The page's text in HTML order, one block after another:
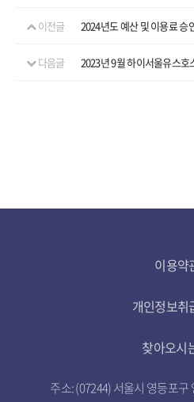
이전글 2024년도 예산 및 이용료 승
다음글 2023년 9월 하이서울유스호
이용약
개인정보취
찾아오시
주소: (07244) 서울시 영등포구